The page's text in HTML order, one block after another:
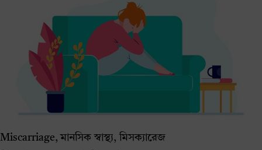
Miscarriage, মানসিক স্বাস্থ্য, মিসক্যারেজ